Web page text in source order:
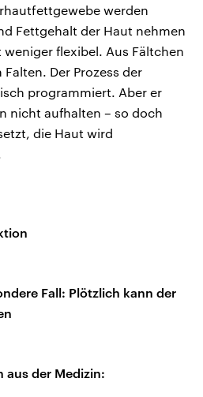
werden
Fettgehalt der Haut nehmen
flexibel. Aus Fältchen
Der Prozess der
programmiert. Aber er
nicht aufhalten – so doch
die Haut wird
Fall: Plötzlich kann der
der Medizin: